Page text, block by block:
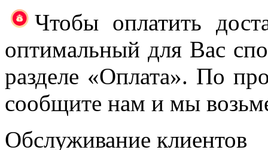
Чтобы оплатить
оптимальный для Вас
разделе «Оплата». По
сообщите нам и мы
Обслуживание клиентов